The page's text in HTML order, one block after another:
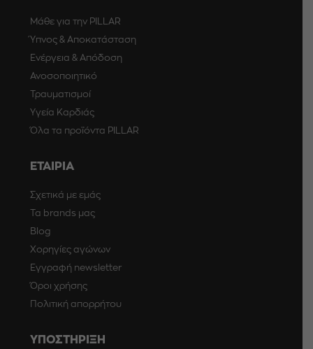
Μάθε για την PILLAR
Ύπνος & Αποκατάσταση
Ενέργεια & Απόδοση
Ανοσοποιητικό
Τραυματισμοί
Υγεία Καρδιάς
Όλα τα προϊόντα PILLAR
ΕΤΑΙΡΙΑ
Σχετικά με εμάς
Τα brands μας
Blog
Χορηγίες αγώνων
Εγγραφή newsletter
Όροι χρήσης
Πολιτική απορρήτου
ΥΠΟΣΤΗΡΙΞΗ